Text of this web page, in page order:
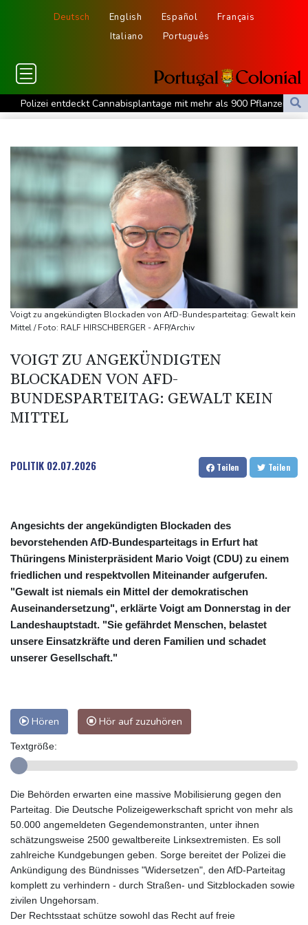
Deutsch English Español
Français
Italiano
Português
Polizei entdeckt Cannabisplantage mit mehr als 900 Pflanzen in
Kerpen - Festnahme
SUV-Markt
Sicherheitskreise vermuten russische Kampagne hinter
Falschvideo zu Merz-Rücktritt
Papst Leo XIV. will bei Frankreich-Besuch Missbrauchsopfer
treffen
Nationaler Sicherheitsrat mit Merz tagt zu Drohnenvorfall in
Leipzig
Kabel der Deutschen Bahn beschädigt: Kölner Staatsschutz
ermittelt wegen Sabotage
Frankreichs Außenminister Barrot kündigt Reaktion auf russische
Wahlkampf-Einmischung an
Ein Viertel der Reisenden in Deutschland lässt sich Ziele von der
KI vorschlagen
Norwegens Fußball-Verband fordert Infantinos Rücktritt
Voigt zu angekündigten Blockaden von AfD-Bundesparteitag: Gewalt kein
Mittel / Foto: RALF HIRSCHBERGER - AFP/Archiv
VOIGT ZU ANGEKÜNDIGTEN
BLOCKADEN VON AFD-
BUNDESPARTEITAG: GEWALT KEIN
MITTEL
POLITIK 02.07.2026 Teilen Teilen
Angesichts der angekündigten Blockaden des
bevorstehenden AfD-Bundesparteitags in Erfurt hat
Thüringens Ministerpräsident Mario Voigt (CDU) zu einem
friedlichen und respektvollen Miteinander aufgerufen.
"Gewalt ist niemals ein Mittel der demokratischen
Auseinandersetzung", erklärte Voigt am Donnerstag in der
Landeshauptstadt. "Sie gefährdet Menschen, belastet
unsere Einsatzkräfte und deren Familien und schadet
unserer Gesellschaft."
Hören Hör auf zuzuhören
Textgröße:
Die Behörden erwarten eine massive Mobilisierung gegen den
Parteitag. Die Deutsche Polizeigewerkschaft spricht von mehr als
50.000 angemeldeten Gegendemonstranten, unter ihnen
schätzungsweise 2500 gewaltbereite Linksextremisten. Es soll
zahlreiche Kundgebungen geben. Sorge bereitet der Polizei die
Ankündigung des Bündnisses "Widersetzen", den AfD-Parteitag
komplett zu verhindern - durch Straßen- und Sitzblockaden sowie
zivilen Ungehorsam.
Der Rechtsstaat schütze sowohl das Recht auf freie